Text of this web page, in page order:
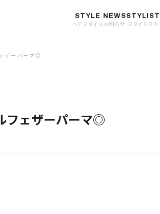
STYLE
ヘアスタイル
NEWS
お知らせ
STYLIST
スタイリスト
ザーパーマ◎
フェザーパーマ◎